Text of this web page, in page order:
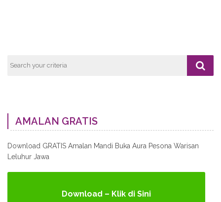
AMALAN GRATIS
Download GRATIS Amalan Mandi Buka Aura Pesona Warisan
Leluhur Jawa
Download – Klik di Sini